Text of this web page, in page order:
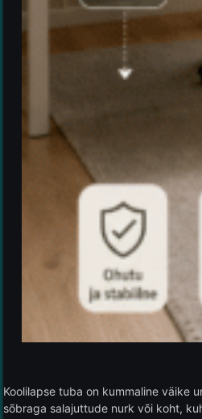
Koolilapse tuba on kummaline väike
sõbraga salajuttude nurk või koht,